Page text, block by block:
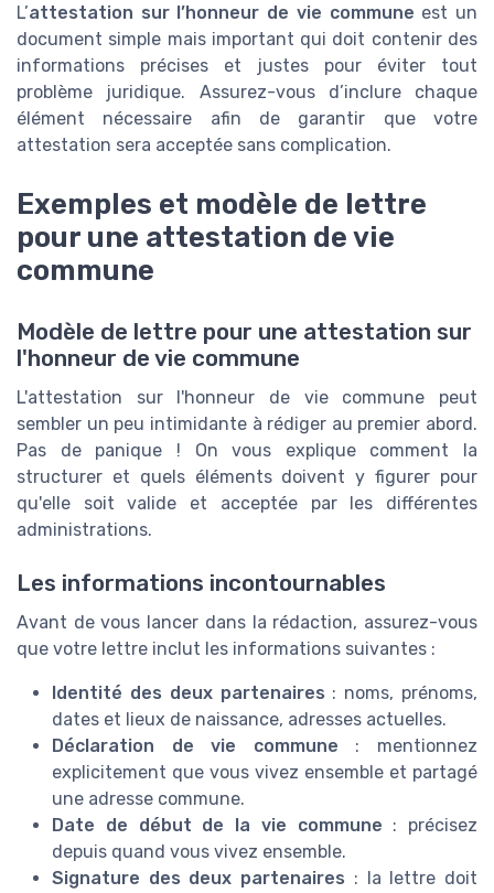
L’attestation sur l’honneur de vie commune est un
document simple mais important qui doit contenir des
informations précises et justes pour éviter tout
problème juridique. Assurez-vous d’inclure chaque
élément nécessaire afin de garantir que votre
attestation sera acceptée sans complication.
Exemples et modèle de lettre
pour une attestation de vie
commune
Modèle de lettre pour une attestation sur
l'honneur de vie commune
L'attestation sur l'honneur de vie commune peut
sembler un peu intimidante à rédiger au premier abord.
Pas de panique ! On vous explique comment la
structurer et quels éléments doivent y figurer pour
qu'elle soit valide et acceptée par les différentes
administrations.
Les informations incontournables
Avant de vous lancer dans la rédaction, assurez-vous
que votre lettre inclut les informations suivantes :
Identité des deux partenaires : noms, prénoms,
dates et lieux de naissance, adresses actuelles.
Déclaration de vie commune : mentionnez
explicitement que vous vivez ensemble et partagé
une adresse commune.
Date de début de la vie commune : précisez
depuis quand vous vivez ensemble.
Signature des deux partenaires : la lettre doit